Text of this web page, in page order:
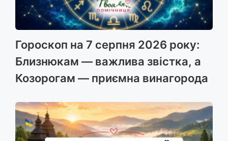
Гороскоп на 7 серпня 2026 року:
Близнюкам — важлива звістка, а
Козорогам — приємна винагорода